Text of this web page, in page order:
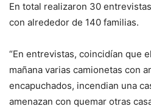
En total realizaron 30
con alrededor de 140 familias.
“En entrevistas, coincidían que
mañana varias camionetas con
encapuchados, incendian una
amenazan con quemar otras